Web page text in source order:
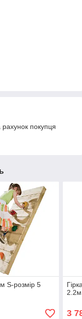
покупця
S-розмір 5
3